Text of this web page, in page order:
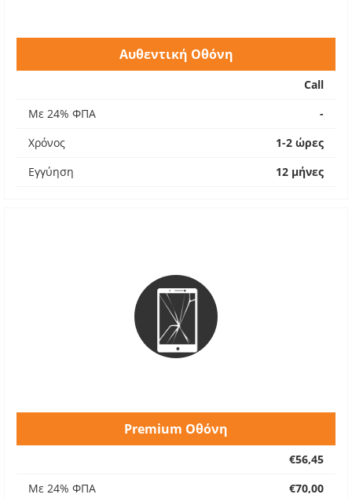
Αυθεντική Οθόνη
Call
Με 24% ΦΠΑ
-
Χρόνος
1-2 ώρες
Εγγύηση
12 μήνες
Premium Οθόνη
€56,45
Με 24% ΦΠΑ
€70,00